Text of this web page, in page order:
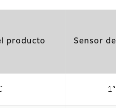
producto Sensor de
1”